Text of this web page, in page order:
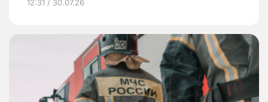
12:31 / 30.07.26